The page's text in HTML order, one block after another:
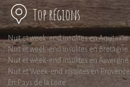
Top régions
Nuit et week-end insolites en Aquitaine
Nuit et week-end insolites en Bretagne
Nuit et week-end insolites en Auvergne
Nuit et Week-end insolites en Provence
En Pays de la Loire